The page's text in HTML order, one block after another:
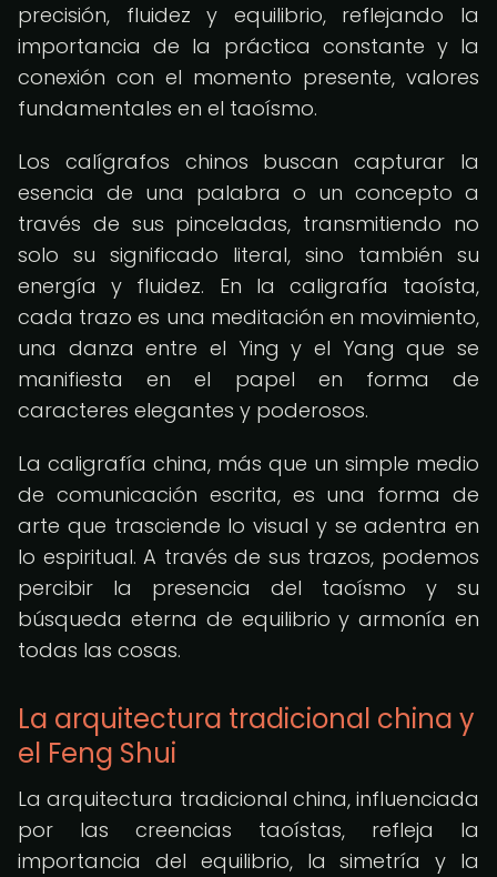
precisión, fluidez y equilibrio, reflejando la
importancia de la práctica constante y la
conexión con el momento presente, valores
fundamentales en el taoísmo.
Los calígrafos chinos buscan capturar la
esencia de una palabra o un concepto a
través de sus pinceladas, transmitiendo no
solo su significado literal, sino también su
energía y fluidez. En la caligrafía taoísta,
cada trazo es una meditación en movimiento,
una danza entre el Ying y el Yang que se
manifiesta en el papel en forma de
caracteres elegantes y poderosos.
La caligrafía china, más que un simple medio
de comunicación escrita, es una forma de
arte que trasciende lo visual y se adentra en
lo espiritual. A través de sus trazos, podemos
percibir la presencia del taoísmo y su
búsqueda eterna de equilibrio y armonía en
todas las cosas.
La arquitectura tradicional china y
el Feng Shui
La arquitectura tradicional china, influenciada
por las creencias taoístas, refleja la
importancia del equilibrio, la simetría y la